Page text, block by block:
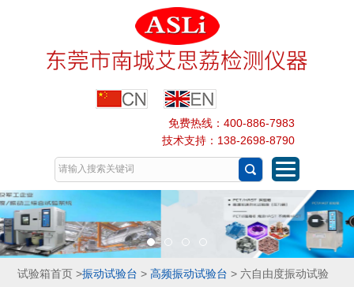
免费热线：400-886-7983
技术支持：138-2698-8790
试验箱首页>振动试验台 > 高频振动试验台 > 六自由度振动试验